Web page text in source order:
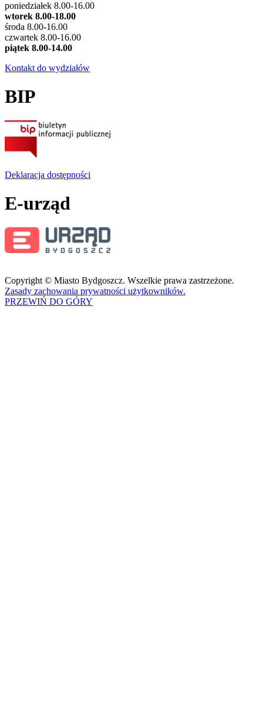
poniedziałek 8.00-16.00
wtorek 8.00-18.00
środa 8.00-16.00
czwartek 8.00-16.00
piątek 8.00-14.00
Kontakt do wydziałów
BIP
Deklaracja dostępności
E-urząd
Copyright © Miasto Bydgoszcz. Wszelkie prawa zastrzeżone.
Zasady zachowania prywatności użytkowników.
PRZEWIŃ DO GÓRY